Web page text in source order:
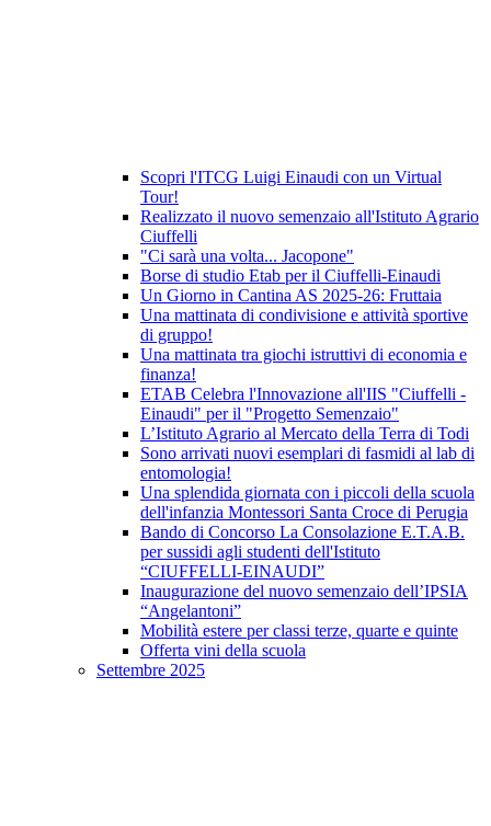
Scopri l'ITCG Luigi Einaudi con un Virtual
Tour!
Realizzato il nuovo semenzaio all'Istituto Agrario
Ciuffelli
"Ci sarà una volta... Jacopone"
Borse di studio Etab per il Ciuffelli-Einaudi
Un Giorno in Cantina AS 2025-26: Fruttaia
Una mattinata di condivisione e attività sportive
di gruppo!
Una mattinata tra giochi istruttivi di economia e
finanza!
ETAB Celebra l'Innovazione all'IIS "Ciuffelli -
Einaudi" per il "Progetto Semenzaio"
L’Istituto Agrario al Mercato della Terra di Todi
Sono arrivati nuovi esemplari di fasmidi al lab di
entomologia!
Una splendida giornata con i piccoli della scuola
dell'infanzia Montessori Santa Croce di Perugia
Bando di Concorso La Consolazione E.T.A.B.
per sussidi agli studenti dell'Istituto
“CIUFFELLI-EINAUDI”
Inaugurazione del nuovo semenzaio dell’IPSIA
“Angelantoni”
Mobilità estere per classi terze, quarte e quinte
Offerta vini della scuola
Settembre 2025